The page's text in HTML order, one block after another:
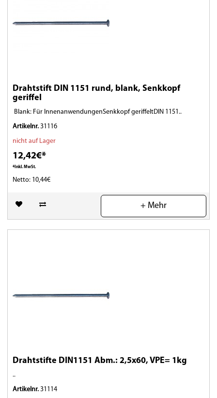
Drahtstift DIN 1151 rund, blank, Senkkopf
geriffel
Blank: Für InnenanwendungenSenkkopf geriffeltDIN 1151..
Artikelnr. 31116
nicht auf Lager
12,42€*
*Inkl. MwSt.
Netto: 10,44€
(0)
+ Mehr
Drahtstifte DIN1151 Abm.: 2,5x60, VPE= 1kg
..
Artikelnr. 31114